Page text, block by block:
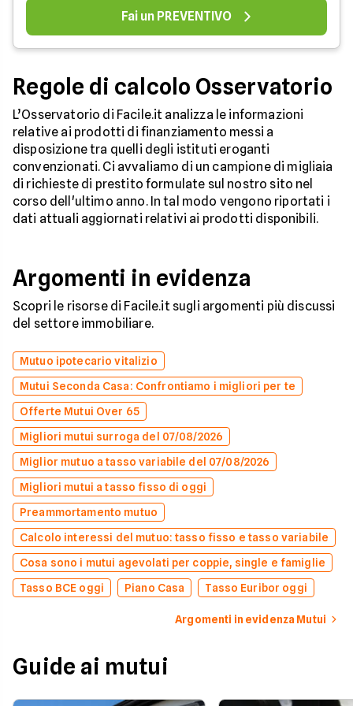
Fai un PREVENTIVO
Regole di calcolo Osservatorio
L’Osservatorio di Facile.it analizza le informazioni
relative ai prodotti di finanziamento messi a
disposizione tra quelli degli istituti eroganti
convenzionati. Ci avvaliamo di un campione di migliaia
di richieste di prestito formulate sul nostro sito nel
corso dell'ultimo anno. In tal modo vengono riportati i
dati attuali aggiornati relativi ai prodotti disponibili.
Argomenti in evidenza
Scopri le risorse di Facile.it sugli argomenti più discussi
del settore immobiliare.
Mutuo ipotecario vitalizio
Mutui Seconda Casa: Confrontiamo i migliori per te
Offerte Mutui Over 65
Migliori mutui surroga del 07/08/2026
Miglior mutuo a tasso variabile del 07/08/2026
Migliori mutui a tasso fisso di oggi
Preammortamento mutuo
Calcolo interessi del mutuo: tasso fisso e tasso variabile
Cosa sono i mutui agevolati per coppie, single e famiglie
Tasso BCE oggi
Piano Casa Tasso Euribor oggi
Argomenti in evidenza Mutui
Guide ai mutui